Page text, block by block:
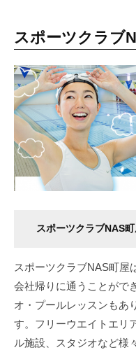
スポーツクラブ
スポーツクラブNAS
スポーツクラブNAS町屋
会社帰りに通うことがで
オ・プールレッスンもあ
す。フリーウエイトエリ
ル施設、スタジオなど様